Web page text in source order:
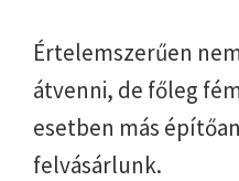
Értelemszerűen
átvenni, de főleg
esetben más
felvásárlunk.